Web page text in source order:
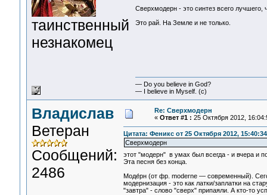
таинственный
незнакомец
Сверхмодерн - это синтез всего
Это рай. На Земле и не только.
— Do you believe in God?
— I believe in Myself. (c)
Владислав
Ветеран
Сообщений:
2486
Re: Сверхмодерн
« Ответ #1 : 25 Октября 2012,
Цитата: Феникс от 25 Октября 2012, 15:40:34
Сверхмодерн
этот "модерн" в умах был всегда - и вчера и
Эта песня без конца.
Моде́рн (от фр. moderne — современный).
модернизация - это как латки/заплатки на
"завтра" - слово "сверх" припаяли. А кто-то